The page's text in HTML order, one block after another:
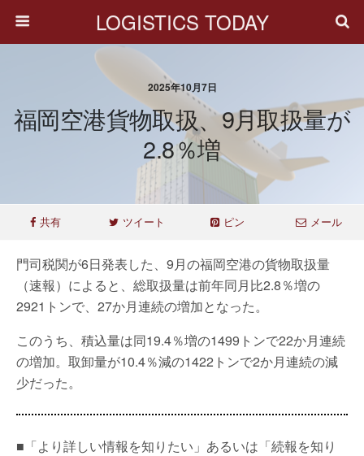
LOGISTICS TODAY
2025年10月7日
福岡空港貨物取扱、9月取扱量が
2.8％増
共有 ツイート ピン メール
門司税関が6日発表した、9月の福岡空港の貨物取扱量
（速報）によると、総取扱量は前年同月比2.8％増の
2921トンで、27か月連続の増加となった。
このうち、積込量は同19.4％増の1499トンで22か月連続
の増加。取卸量が10.4％減の1422トンで2か月連続の減
少だった。
■「より詳しい情報を知りたい」あるいは「続報を知り